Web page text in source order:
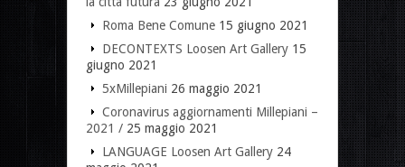
Roma Bene Comune 15 giugno 2021
DECONTEXTS Loosen Art Gallery 15
giugno 2021
5xMillepiani 26 maggio 2021
Coronavirus aggiornamenti Millepiani –
2021 / 25 maggio 2021
LANGUAGE Loosen Art Gallery 24